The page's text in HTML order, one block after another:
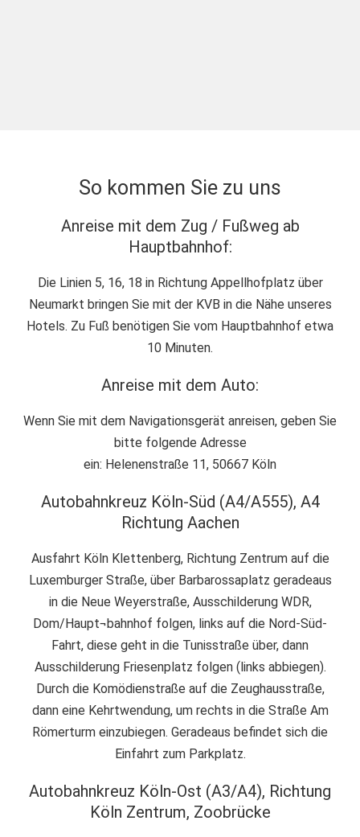
So kommen Sie zu uns
Anreise mit dem Zug / Fußweg ab
Hauptbahnhof:
Die Linien 5, 16, 18 in Richtung Appellhofplatz über
Neumarkt bringen Sie mit der KVB in die Nähe unseres
Hotels. Zu Fuß benötigen Sie vom Hauptbahnhof etwa
10 Minuten.
Anreise mit dem Auto:
Wenn Sie mit dem Navigationsgerät anreisen, geben Sie
bitte folgende Adresse
ein: Helenenstraße 11, 50667 Köln
Autobahnkreuz Köln-Süd (A4/A555), A4
Richtung Aachen
Ausfahrt Köln Klettenberg, Richtung Zentrum auf die
Luxemburger Straße, über Barbarossaplatz geradeaus
in die Neue Weyerstraße, Ausschilderung WDR,
Dom/Haupt¬bahnhof folgen, links auf die Nord-Süd-
Fahrt, diese geht in die Tunisstraße über, dann
Ausschilderung Friesenplatz folgen (links abbiegen).
Durch die Komödienstraße auf die Zeughausstraße,
dann eine Kehrtwendung, um rechts in die Straße Am
Römerturm einzubiegen. Geradeaus befindet sich die
Einfahrt zum Parkplatz.
Autobahnkreuz Köln-Ost (A3/A4), Richtung
Köln Zentrum, Zoobrücke